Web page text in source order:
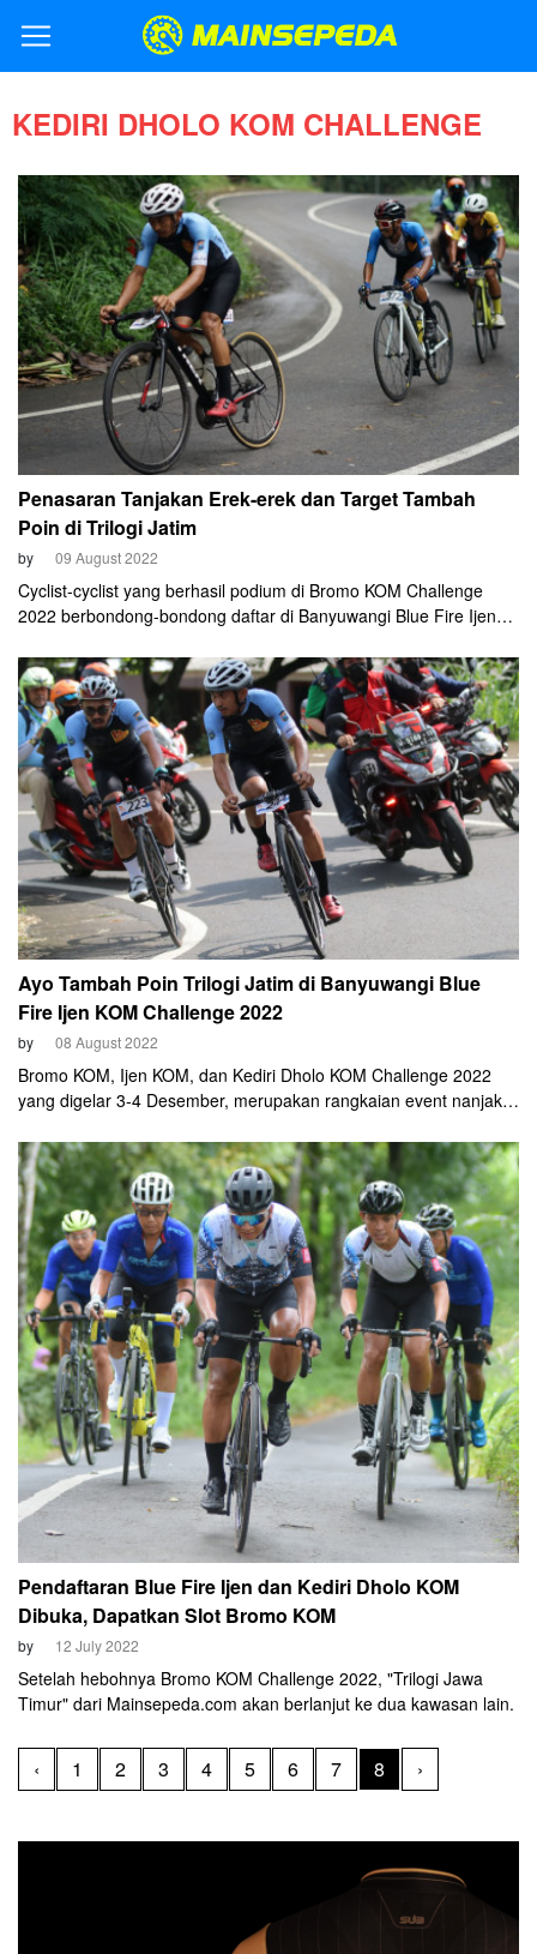
KEDIRI DHOLO KOM CHALLENGE
Penasaran Tanjakan Erek-erek dan Target Tambah
Poin di Trilogi Jatim
by 09 August 2022
Cyclist-cyclist yang berhasil podium di Bromo KOM Challenge
2022 berbondong-bondong daftar di Banyuwangi Blue Fire Ijen
mereka juga ingin bersaing dalam Trilogi Jawa Timur 2022.
Ayo Tambah Poin Trilogi Jatim di Banyuwangi Blue
Fire Ijen KOM Challenge 2022
by 08 August 2022
Bromo KOM, Ijen KOM, dan Kediri Dholo KOM Challenge 2022
yang digelar 3-4 Desember, merupakan rangkaian event nanjak
Pendaftaran Blue Fire Ijen dan Kediri Dholo KOM
Dibuka, Dapatkan Slot Bromo KOM
by 12 July 2022
Setelah hebohnya Bromo KOM Challenge 2022, "Trilogi Jawa
Timur" dari Mainsepeda.com akan berlanjut ke dua kawasan lain.
‹ 1 2 3 4 5 6 7 8 ›